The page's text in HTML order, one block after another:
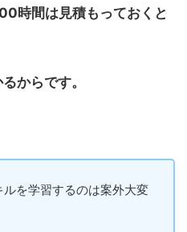
時間は見積もっておくと
からです。
を学習するのは案外大変